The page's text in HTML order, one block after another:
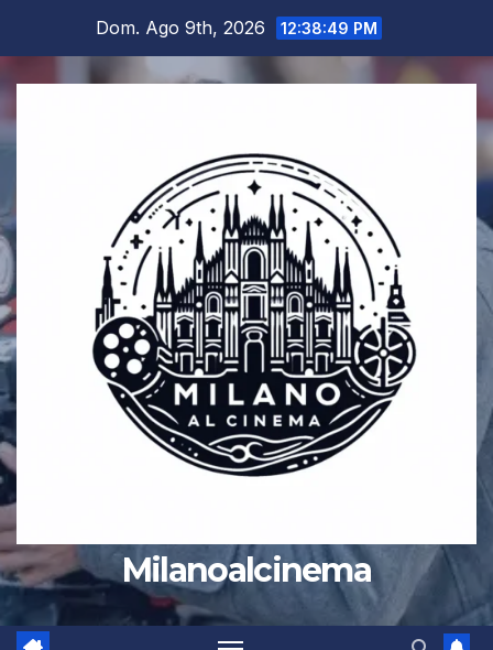
contenuto
Dom. Ago 9th, 2026 12:38:50 PM
Milanoalcinema